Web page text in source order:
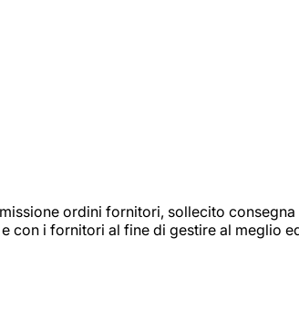
ordini fornitori, sollecito consegna
con i fornitori al fine di gestire al meglio